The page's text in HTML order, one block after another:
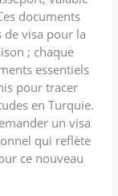
documents
de visa pour la
; chaque
essentiels
pour tracer
en Turquie.
un visa
qui reflète
ce nouveau